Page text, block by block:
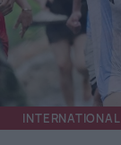
INTERNATIONAL